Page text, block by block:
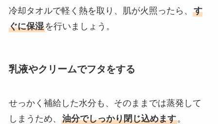
冷却タオルで軽く熱を取り、肌が火照ったら、 す
ぐに保湿を行いましょう。
乳液やクリームでフタをする
せっかく補給した水分も、そのままでは蒸発して
しまうため、 油分でしっかり閉じ込めます。